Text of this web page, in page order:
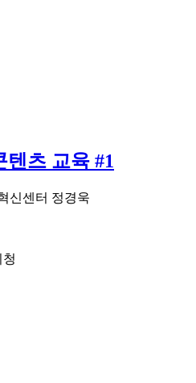
츠 교육 #1
신센터 정경욱